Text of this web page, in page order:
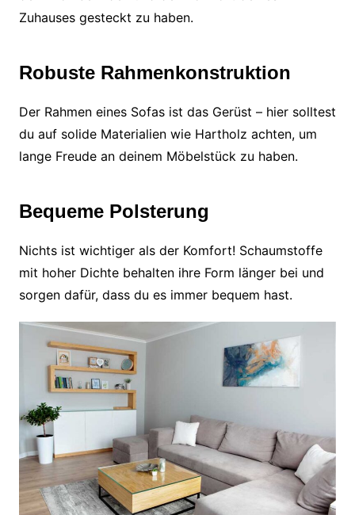
Zuhauses gesteckt zu haben.
Robuste Rahmenkonstruktion
Der Rahmen eines Sofas ist das Gerüst – hier solltest
du auf solide Materialien wie Hartholz achten, um
lange Freude an deinem Möbelstück zu haben.
Bequeme Polsterung
Nichts ist wichtiger als der Komfort! Schaumstoffe
mit hoher Dichte behalten ihre Form länger bei und
sorgen dafür, dass du es immer bequem hast.